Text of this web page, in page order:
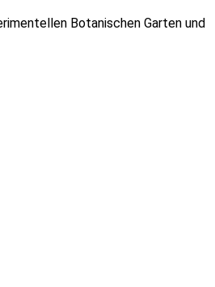
Botanischen Garten und